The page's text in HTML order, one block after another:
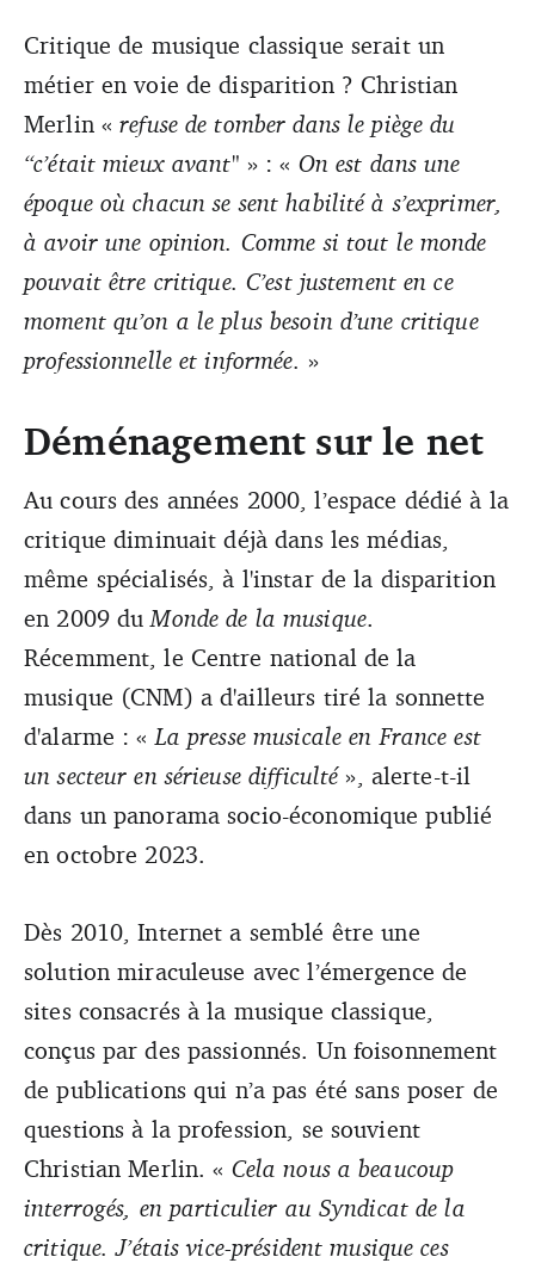
Critique de musique classique serait un
métier en voie de disparition ? Christian
Merlin «refuse de tomber dans le piège du
“c’était mieux avant" » : « On est dans une
époque où chacun se sent habilité à s’exprimer,
à avoir une opinion. Comme si tout le monde
pouvait être critique. C’est justement en ce
moment qu’on a le plus besoin d’une critique
professionnelle et informée. »
Déménagement sur le net
Au cours des années 2000, l’espace dédié à la
critique diminuait déjà dans les médias,
même spécialisés, à l'instar de la disparition
en 2009 du Monde de la musique.
Récemment, le Centre national de la
musique (CNM) a d'ailleurs tiré la sonnette
d'alarme : « La presse musicale en France est
un secteur en sérieuse difficulté», alerte-t-il
dans un panorama socio-économique publié
en octobre 2023.
Dès 2010, Internet a semblé être une
solution miraculeuse avec l’émergence de
sites consacrés à la musique classique,
conçus par des passionnés. Un foisonnement
de publications qui n’a pas été sans poser de
questions à la profession, se souvient
Christian Merlin. « Cela nous a beaucoup
interrogés, en particulier au Syndicat de la
critique. J’étais vice-président musique ces